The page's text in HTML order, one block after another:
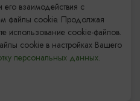
Музеи
взаимодействия с
файлы cookie. Продолжая
использование cookie-файлов.
cookie в настройках Вашего
персональных данных.